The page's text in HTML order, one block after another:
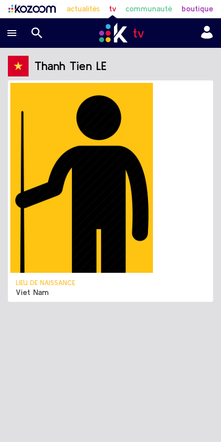
actualités tv communauté boutique
Thanh Tien LE
LIEU DE NAISSANCE
Viet Nam